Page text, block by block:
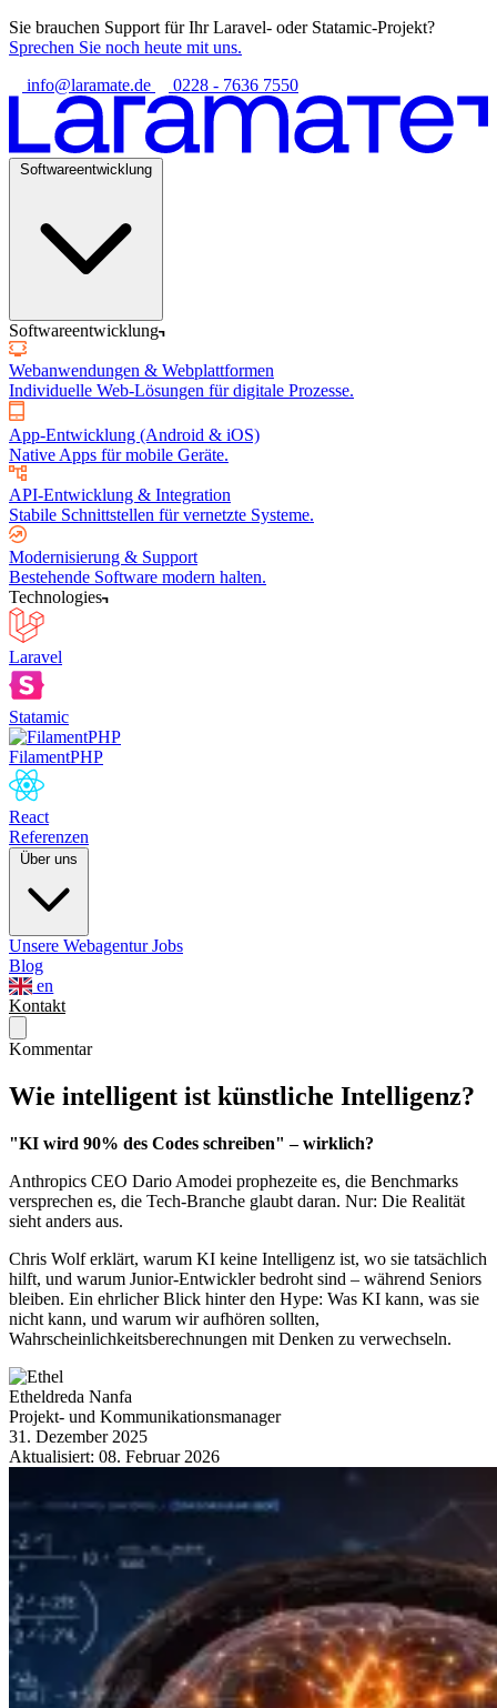
Sie brauchen Support für Ihr Laravel- oder Statamic-Projekt?
Sprechen Sie noch heute mit uns.
info@laramate.de
0228 - 7636 7550
Softwareentwicklung
Softwareentwicklung
Webanwendungen & Webplattformen
Individuelle Web-Lösungen für digitale Prozesse.
App-Entwicklung (Android & iOS)
Native Apps für mobile Geräte.
API-Entwicklung & Integration
Stabile Schnittstellen für vernetzte Systeme.
Modernisierung & Support
Bestehende Software modern halten.
Technologies
Laravel
Statamic
FilamentPHP
React
Referenzen
Über uns
Unsere WebagenturJobs
Blog
en
Kontakt
Kommentar
Wie intelligent ist künstliche Intelligenz?
"KI wird 90% des Codes schreiben" – wirklich?
Anthropics CEO Dario Amodei prophezeite es, die Benchmarks
versprechen es, die Tech-Branche glaubt daran. Nur: Die Realität
sieht anders aus.
Chris Wolf erklärt, warum KI keine Intelligenz ist, wo sie tatsächlich
hilft, und warum Junior-Entwickler bedroht sind – während Seniors
bleiben. Ein ehrlicher Blick hinter den Hype: Was KI kann, was sie
nicht kann, und warum wir aufhören sollten,
Wahrscheinlichkeitsberechnungen mit Denken zu verwechseln.
Etheldreda Nanfa
Projekt- und Kommunikationsmanager
31. Dezember 2025
Aktualisiert: 08. Februar 2026